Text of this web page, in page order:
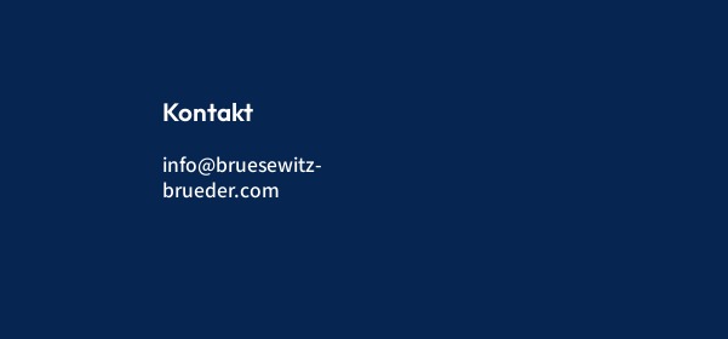
Kontakt
info@bruesewitz-
brueder.com